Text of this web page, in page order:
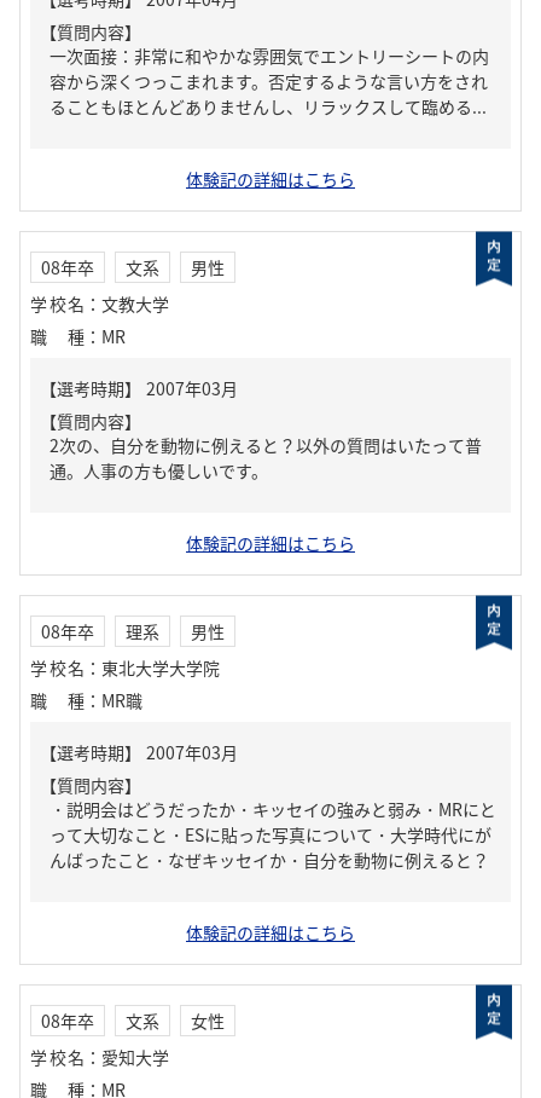
【質問内容】
一次面接：非常に和やかな雰囲気でエントリーシートの内
容から深くつっこまれます。否定するような言い方をされ
ることもほとんどありませんし、リラックスして臨める...
体験記の詳細はこちら
08年卒 文系
男性
学校名 ： 文教大学
職種 ： MR
【質問内容】
2次の、自分を動物に例えると？以外の質問はいたって普
通。人事の方も優しいです。
体験記の詳細はこちら
08年卒 理系
男性
学校名 ： 東北大学大学院
職種 ： MR職
【質問内容】
・説明会はどうだったか・キッセイの強みと弱み・MRにと
って大切なこと・ESに貼った写真について・大学時代にが
んばったこと・なぜキッセイか・自分を動物に例えると？
体験記の詳細はこちら
08年卒 文系
女性
学校名 ： 愛知大学
職種 ： MR